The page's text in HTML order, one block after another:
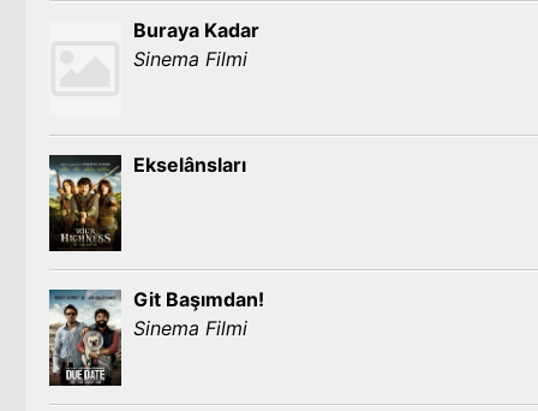
Buraya Kadar
Sinema Filmi
Ekselânsları
Git Başımdan!
Sinema Filmi